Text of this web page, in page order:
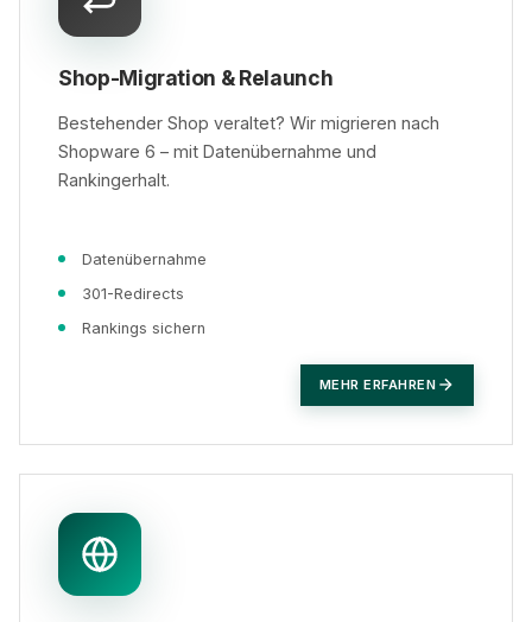
Shop-Migration & Relaunch
Bestehender Shop veraltet? Wir migrieren nach
Shopware 6 – mit Datenübernahme und
Rankingerhalt.
Datenübernahme
301-Redirects
Rankings sichern
MEHR ERFAHREN